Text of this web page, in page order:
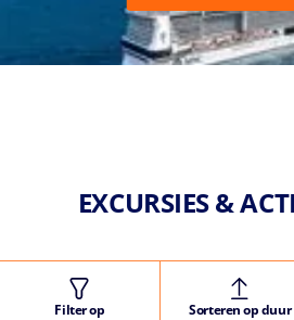
EXCURSIES &
Filter op Sorteren op duur